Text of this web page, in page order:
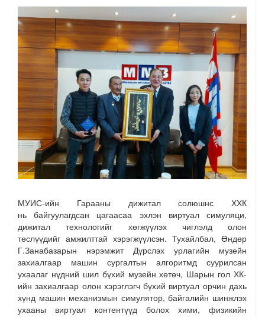
МУИС-ийн Гарааны дижитал солюшнс ХХК
нь
байгуулагдсан цагаасаа эхлэн виртуал симуляци,
дижитал технологийг хөгжүүлэх чиглэлд олон
төслүүдийг амжилттай хэрэгжүүлсэн. Тухайлбал, Өндөр
Г.Занабазарын нэрэмжит Дүрслэх урлагийн музейн
захиалгаар машин сургалтын алгоритмд суурилсан
ухаалаг нүдний шил бүхий музейн хөтөч, Шарын гол ХК-
ийн захиалгаар олон хэрэглэгч бүхий виртуал орчин дахь
хүнд машин механизмын симулятор, байгалийн шинжлэх
ухааны виртуал контентүүд болох хими, физикийн